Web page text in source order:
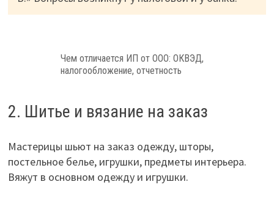
Чем отличается ИП от ООО: ОКВЭД,
налогообложение, отчетность
2. Шитье и вязание на заказ
Мастерицы шьют на заказ одежду, шторы,
постельное белье, игрушки, предметы интерьера.
Вяжут в основном одежду и игрушки.